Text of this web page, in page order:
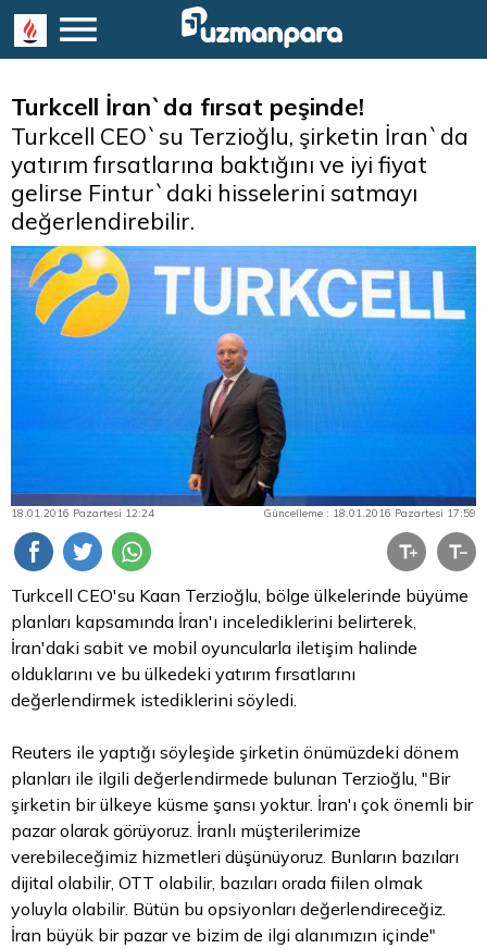
Turkcell İran`da fırsat peşinde!
Turkcell CEO`su Terzioğlu, şirketin İran`da
yatırım fırsatlarına baktığını ve iyi fiyat
gelirse Fintur`daki hisselerini satmayı
değerlendirebilir.
18.01.2016 Pazartesi 12:24 Güncelleme : 18.01.2016 Pazartesi 17:59
Turkcell CEO'su Kaan Terzioğlu, bölge ülkelerinde büyüme
planları kapsamında İran'ı incelediklerini belirterek,
İran'daki sabit ve mobil oyuncularla iletişim halinde
olduklarını ve bu ülkedeki yatırım fırsatlarını
değerlendirmek istediklerini söyledi.
Reuters ile yaptığı söyleşide şirketin önümüzdeki dönem
planları ile ilgili değerlendirmede bulunan Terzioğlu, "Bir
şirketin bir ülkeye küsme şansı yoktur. İran'ı çok önemli bir
pazar olarak görüyoruz. İranlı müşterilerimize
verebileceğimiz hizmetleri düşünüyoruz. Bunların bazıları
dijital olabilir, OTT olabilir, bazıları orada fiilen olmak
yoluyla olabilir. Bütün bu opsiyonları değerlendireceğiz.
İran büyük bir pazar ve bizim de ilgi alanımızın içinde"